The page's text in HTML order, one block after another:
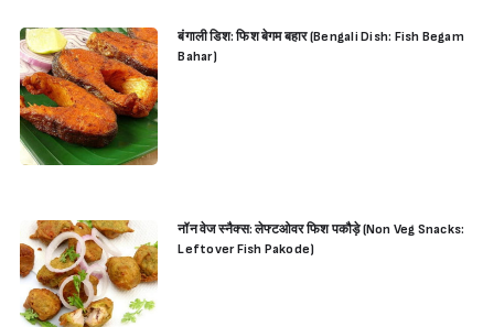
बंगाली डिश: फिश बेगम बहार (Bengali Dish: Fish Begam
Bahar)
नॉन वेज स्नैक्स: लेफ्टओवर फिश पकौड़े (Non Veg Snacks:
Leftover Fish Pakode)